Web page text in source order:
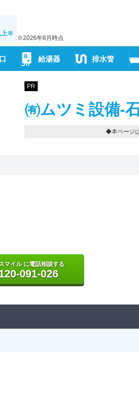
※
※2026年8月時点
給湯器 排水管
PR
㈲ムツミ設備-
◆本ページ
マイル に電話相談する
091-026